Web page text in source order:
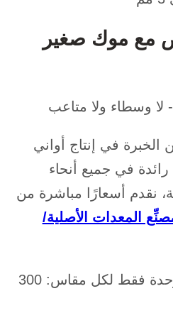
مع موك صغير
لا وسطاء ولا متاعب
20 عامًا من الخبرة في إنتاج أواني
رائدة في جميع أنحاء
نقدم أسعارًا مباشرة من
المعدات الأصلية/
- موك منخفض: 300 وحدة فقط لكل مقاس: 300